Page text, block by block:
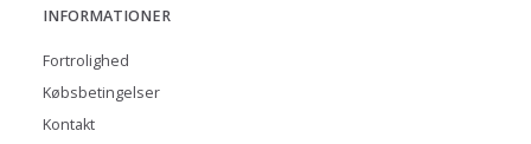
INFORMATIONER
Fortrolighed
Købsbetingelser
Kontakt